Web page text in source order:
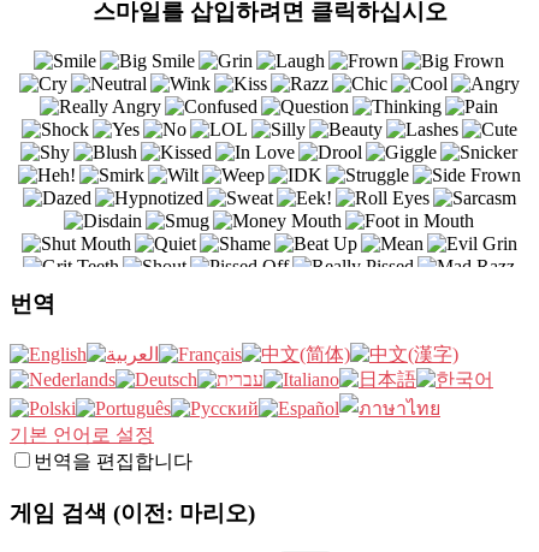
스마일를 삽입하려면 클릭하십시오
번역
기본 언어로 설정
번역을 편집합니다
게임 검색 (이전: 마리오)